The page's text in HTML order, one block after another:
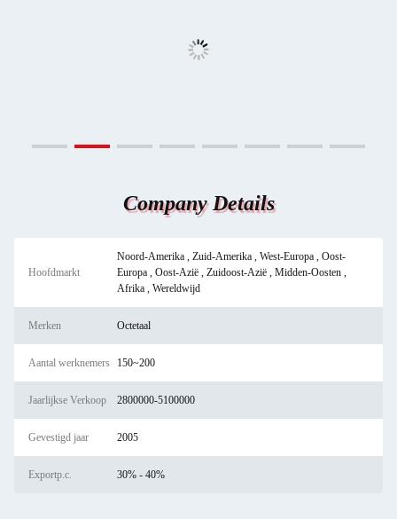
Company Details
Hoofdmarkt
Noord-Amerika , Zuid-Amerika , West-Europa , Oost-
Europa , Oost-Azië , Zuidoost-Azië , Midden-Oosten ,
Afrika , Wereldwijd
Merken Octetaal
Aantal werknemers 150~200
Jaarlijkse Verkoop 2800000-5100000
Gevestigd jaar 2005
Exportp.c. 30% - 40%